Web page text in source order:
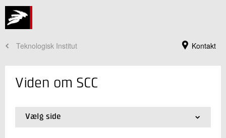
Kontakt
Teknologisk Institut
Viden om SCC
Vælg side
01.Viden om SCC